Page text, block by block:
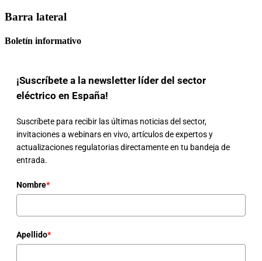
Barra lateral
Boletín informativo
¡Suscríbete a la newsletter líder del sector
eléctrico en España!
Suscríbete para recibir las últimas noticias del sector,
invitaciones a webinars en vivo, artículos de expertos y
actualizaciones regulatorias directamente en tu bandeja de
entrada.
Nombre*
Apellido*